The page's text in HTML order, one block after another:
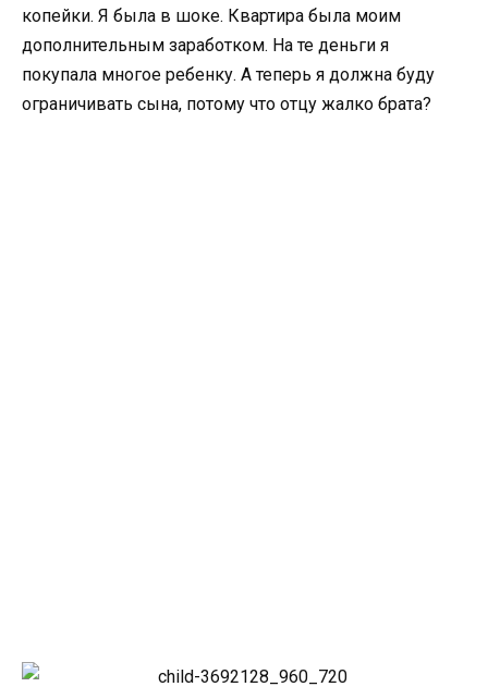
копейки. Я была в шоке. Квартира была моим
дополнительным заработком. На те деньги я
покупала многое ребенку. А теперь я должна буду
ограничивать сына, потому что отцу жалко брата?